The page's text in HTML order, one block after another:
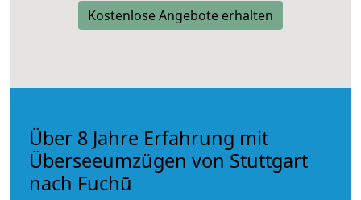
Kostenlose Angebote erhalten
Über 8 Jahre Erfahrung mit
Überseeumzügen von Stuttgart
nach Fuchū